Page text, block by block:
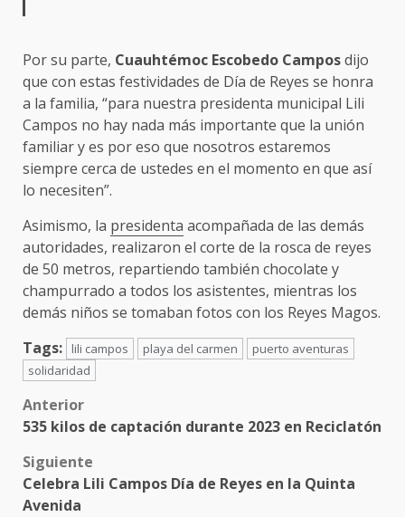
Por su parte, Cuauhtémoc Escobedo Camposdijo
que con estas festividades de Día de Reyes se honra
a la familia, “para nuestra presidenta municipal Lili
Campos no hay nada más importante que la unión
familiar y es por eso que nosotros estaremos
siempre cerca de ustedes en el momento en que así
lo necesiten”.
Asimismo, la presidenta acompañada de las demás
autoridades, realizaron el corte de la rosca de reyes
de 50 metros, repartiendo también chocolate y
champurrado a todos los asistentes, mientras los
demás niños se tomaban fotos con los Reyes Magos.
Tags:
lili campos playa del carmen
puerto aventuras
solidaridad
Post
navigation
Anterior
535 kilos de captación durante 2023 en Reciclatón
Siguiente
Celebra Lili Campos Día de Reyes en la Quinta
Avenida